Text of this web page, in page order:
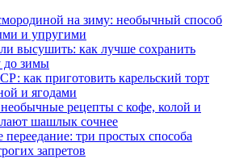
на зиму: необычный способ
и упругими
высушить: как лучше сохранить
до зимы
как приготовить карельский торт
и ягодами
рецепты с кофе, колой и
шашлык сочнее
переедание: три простых способа
запретов